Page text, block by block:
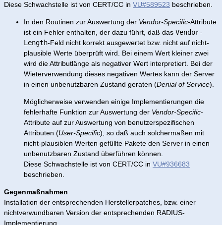
Diese Schwachstelle ist von CERT/CC in VU#589523 beschrieben.
In den Routinen zur Auswertung der Vendor-Specific-Attribute
ist ein Fehler enthalten, der dazu führt, daß das Vendor-
Length-Feld nicht korrekt ausgewertet bzw. nicht auf nicht-
plausible Werte überprüft wird. Bei einem Wert kleiner zwei
wird die Attributlänge als negativer Wert interpretiert. Bei der
Wieterverwendung dieses negativen Wertes kann der Server
in einen unbenutzbaren Zustand geraten (Denial of Service).
Möglicherweise verwenden einige Implementierungen die
fehlerhafte Funktion zur Auswertung der Vendor-Specific-
Attribute auf zur Auswertung von benutzerspezifischen
Attributen (User-Specific), so daß auch solchermaßen mit
nicht-plausiblen Werten gefüllte Pakete den Server in einen
unbenutzbaren Zustand überführen können.
Diese Schwachstelle ist von CERT/CC in VU#936683
beschrieben.
Gegenmaßnahmen
Installation der entsprechenden Herstellerpatches, bzw. einer
nichtverwundbaren Version der entsprechenden RADIUS-
Implementierung.